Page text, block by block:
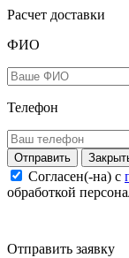
Расчет доставки
ФИО
Телефон
Согласен(-на) c
обработкой
Отправить заявку